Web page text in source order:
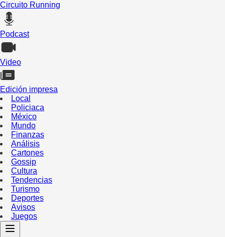
Circuito Running
Podcast
Video
Edición impresa
Local
Policiaca
México
Mundo
Finanzas
Análisis
Cartones
Gossip
Cultura
Tendencias
Turismo
Deportes
Avisos
Juegos